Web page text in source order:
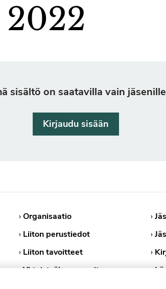
sisältö on saatavilla vain
Kirjaudu sisään
›Organisaatio
› Liiton perustiedot
› Liiton tavoitteet
›Yhteistyökumppanit
›
›
›
›